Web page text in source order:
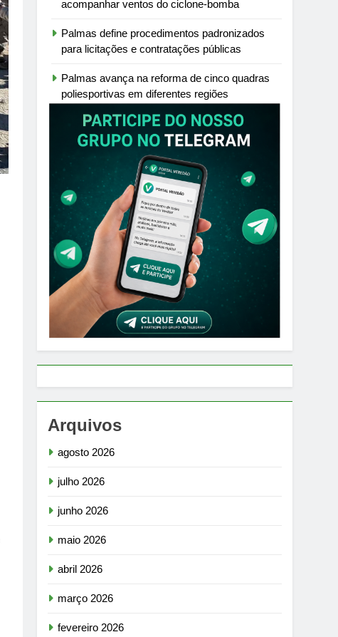
acompanhar ventos do ciclone-bomba
Palmas define procedimentos padronizados
para licitações e contratações públicas
Palmas avança na reforma de cinco quadras
poliesportivas em diferentes regiões
Arquivos
agosto 2026
julho 2026
junho 2026
maio 2026
abril 2026
março 2026
fevereiro 2026